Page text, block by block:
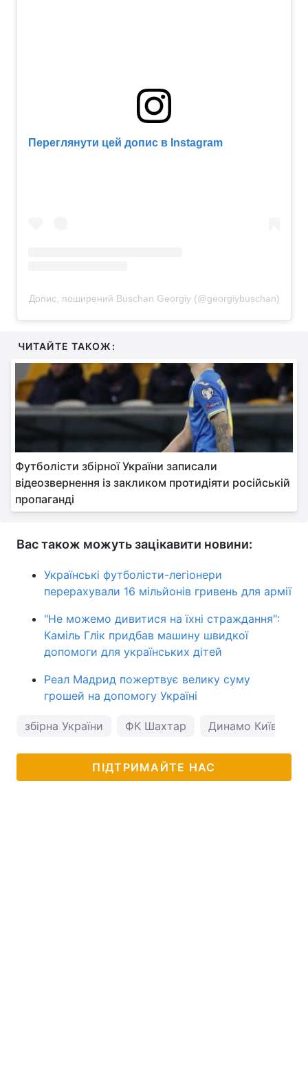
Переглянути цей допис в Instagram
Допис, поширений Buschan Georgiy (@georgiybuschan)
ЧИТАЙТЕ ТАКОЖ:
Футболісти збірної України записали
відеозвернення із закликом протидіяти російській
пропаганді
Вас також можуть зацікавити новини:
Українські футболісти-легіонери
перерахували 16 мільйонів гривень для армії
"Не можемо дивитися на їхні страждання":
Каміль Глік придбав машину швидкої
допомоги для українських дітей
Реал Мадрид пожертвує велику суму
грошей на допомогу Україні
збірна України ФК Шахтар Динамо Київ
ПІДТРИМАЙТЕ НАС